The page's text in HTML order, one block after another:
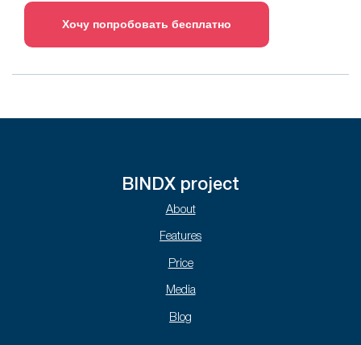
Хочу попробовать бесплатно
BINDX project
About
Features
Price
Media
Blog